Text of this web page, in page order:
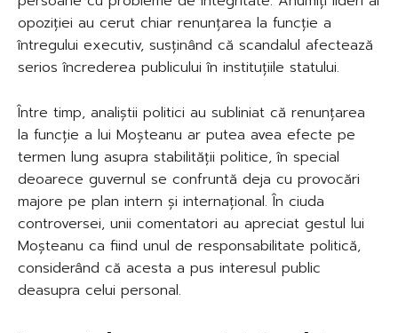
opoziției au cerut chiar renunțarea la funcție a
întregului executiv, susținând că scandalul afectează
serios încrederea publicului în instituțiile statului.
Între timp, analiștii politici au subliniat că renunțarea
la funcție a lui Moșteanu ar putea avea efecte pe
termen lung asupra stabilității politice, în special
deoarece guvernul se confruntă deja cu provocări
majore pe plan intern și internațional. În ciuda
controversei, unii comentatori au apreciat gestul lui
Moșteanu ca fiind unul de responsabilitate politică,
considerând că acesta a pus interesul public
deasupra celui personal.